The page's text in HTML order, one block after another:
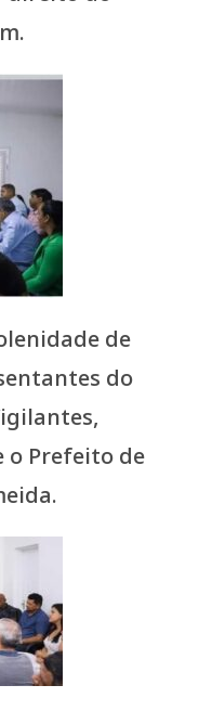
de
do
o Prefeito de